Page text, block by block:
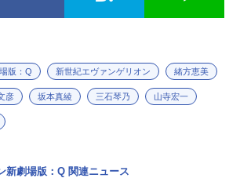
版：Q 新世紀エヴァンゲリオン 緒方恵美
彦 坂本真綾 三石琴乃 山寺宏一
新劇場版：Q 関連ニュース